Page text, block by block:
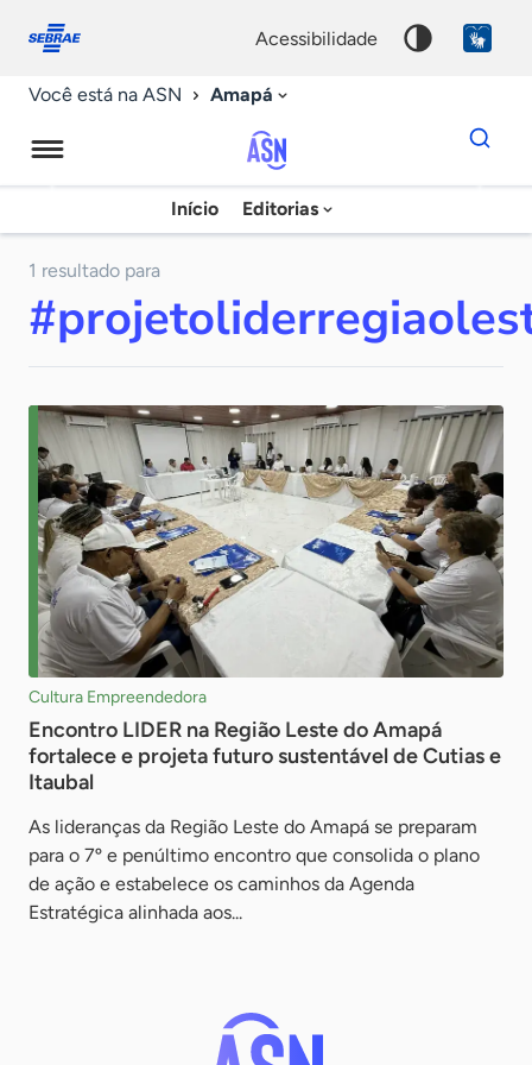
conosco
acessibilidade
Você está na ASN Amapá
Agência
Sebrae
Notícias
Início Editorias
Dados
para
chave
1 resultado para
Cultura Empreendedora
Encontro LIDER na Região Leste do Amapá
fortalece e projeta futuro sustentável de Cutias e
Itaubal
As lideranças da Região Leste do Amapá se preparam
para o 7º e penúltimo encontro que consolida o plano
de ação e estabelece os caminhos da Agenda
Estratégica alinhada aos...